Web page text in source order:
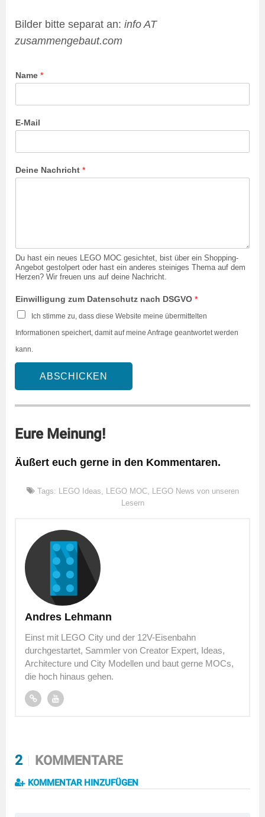
Bilder bitte separat an: info AT
zusammengebaut.com
Name *
E-Mail
Deine Nachricht *
Du hast ein neues LEGO MOC gesichtet, bist über ein Shopping-
Angebot gestolpert oder hast ein anderes steiniges Thema auf dem
Herzen? Wir freuen uns auf deine Nachricht.
Einwilligung zum Datenschutz nach DSGVO *
Ich stimme zu, dass diese Website meine übermittelten
Informationen speichert, damit auf meine Anfrage geantwortet werden
kann.
ABSCHICKEN
Eure Meinung!
Äußert euch gerne in den Kommentaren.
Tags: LEGO Ideas, LEGO MOC, LEGO News von unseren
Lesern
Andres Lehmann
Einst mit LEGO City und der 12V-Eisenbahn
durchgestartet, Sammler von Creator Expert, Ideas,
Architecture und City Modellen und baut gerne MOCs,
die hoch hinaus gehen.
2 KOMMENTARE
KOMMENTAR HINZUFÜGEN